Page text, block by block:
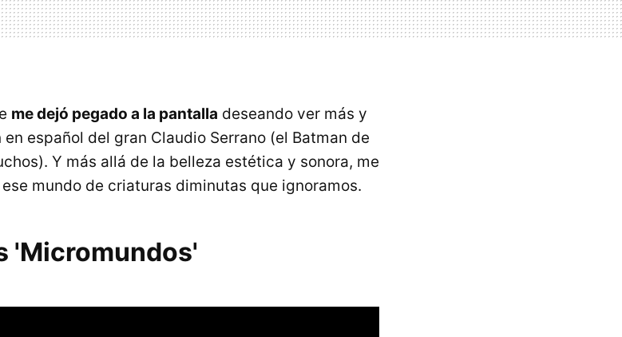
me dejó pegado a la pantalla deseando ver más y
español del gran Claudio Serrano (el Batman de
Y más allá de la belleza estética y sonora, me
mundo de criaturas diminutas que ignoramos.
'Micromundos'